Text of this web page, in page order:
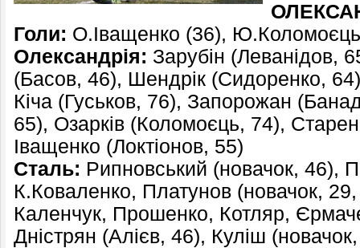
Голи: О.Іващенко (36),
Олександрія: Зарубін (Леванідов,
(Басов, 46), Шендрік (Сидоренко,
Кіча (Гуськов, 76), Запорожан
65), Озарків (Коломоєць, 74),
Іващенко (Локтіонов, 55)
Сталь: Рипновський (новачок, 46),
К.Коваленко, Платунов (новачок,
Каленчук, Прошенко, Котляр,
Дністрян (Алієв, 46), Куліш